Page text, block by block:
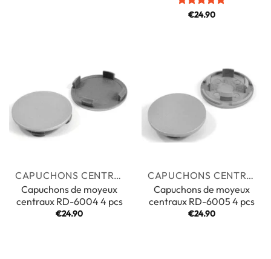
Note5sur
€24.90
CAPUCHONS CENTRAUX
Capuchons de moyeux
centraux RD-6004 4 pcs
€24.90
CAPUCHONS CENTRAUX
Capuchons de moyeux
centraux RD-6005 4 pcs
€24.90